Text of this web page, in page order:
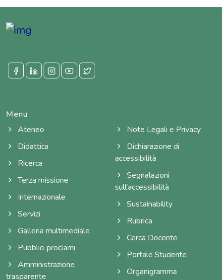
Menu
Ateneo
Didattica
Ricerca
Terza missione
Internazionale
Servizi
Galleria multimediale
Pubblici proclami
Amministrazione
trasparente
Note Legali e Privacy
Dichiarazione di
accessibilità
Segnalazioni
sull'accessibilità
Sustainability
Rubrica
Cerca Docente
Portale Studente
Organigramma